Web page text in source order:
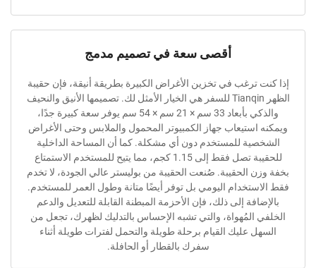
أقصى سعة في تصميم مدمج
ترغب في تخزين الأغراض الكبيرة بطريقة أنيقة، فإن حقيبة
الظهر Tianqin للسفر هي الخيار الأمثل لك. تصميمها الأنيق والنحيف
والذكي بأبعاد 33 سم × 21 سم × 54 سم يوفر سعة كبيرة جدًا،
جهاز الكمبيوتر المحمول والملابس وحتى الأغراض
للمستخدم دون أي مشكلة. كما أن المساحة الداخلية
للحقيبة تصل فقط إلى 1.15 كجم، مما يتيح للمستخدم الاستمتاع
الحقيبة. صُنعت الحقيبة من بوليستر عالي الجودة، لا تخدم
اليومي بل توفر أيضًا متانة وطول العمر للمستخدم.
إلى ذلك، فإن الأحزمة المبطنة القابلة للتعديل والدعم
المُهواة، والتي تشبه الإحساس بالتدليك لظهرك، تجعل من
عليك القيام برحلة طويلة والتحمل لفترات طويلة أثناء
سفرك بالقطار أو الحافلة.